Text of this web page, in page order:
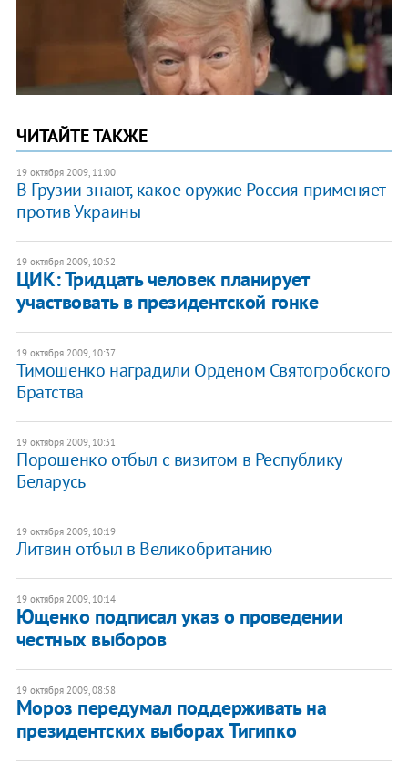
ЧИТАЙТЕ ТАКЖЕ
19 октября 2009, 11:00
В Грузии знают, какое оружие Россия применяет
против Украины
19 октября 2009, 10:52
ЦИК: Тридцать человек планирует
участвовать в президентской гонке
19 октября 2009, 10:37
Тимошенко наградили Орденом Святогробского
Братства
19 октября 2009, 10:31
Порошенко отбыл с визитом в Республику
Беларусь
19 октября 2009, 10:19
Литвин отбыл в Великобританию
19 октября 2009, 10:14
Ющенко подписал указ о проведении
честных выборов
19 октября 2009, 08:58
Мороз передумал поддерживать на
президентских выборах Тигипко